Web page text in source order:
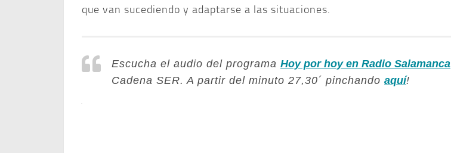
que van sucediendo y adaptarse a las situaciones.
Escucha el audio del programa Hoy por hoy en Radio Salamanca
Cadena SER. A partir del minuto 27,30´ pinchando aquí!